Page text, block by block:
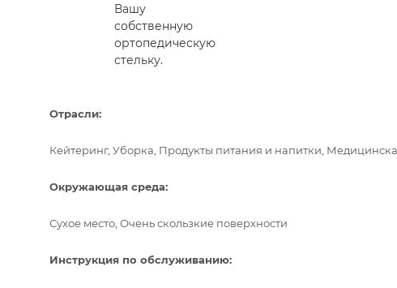
Вашу
собственную
ортопедическую
стельку.
Отрасли:
Кейтеринг, Уборка, Продукты питания и напитки,
Окружающая среда:
Сухое место, Очень скользкие поверхности
Инструкция по обслуживанию: